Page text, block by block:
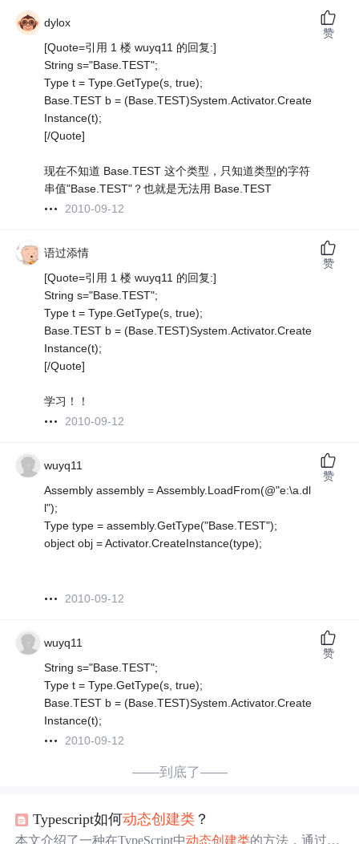
dylox
[Quote=引用 1 楼 wuyq11 的回复:]
String s="Base.TEST";
Type t = Type.GetType(s, true);
Base.TEST b = (Base.TEST)System.Activator.Create
Instance(t);
[/Quote]
现在不知道 Base.TEST 这个类型，只知道类型的字符
串值"Base.TEST"？也就是无法用 Base.TEST
2010-09-12
赞
语过添情
[Quote=引用 1 楼 wuyq11 的回复:]
String s="Base.TEST";
Type t = Type.GetType(s, true);
Base.TEST b = (Base.TEST)System.Activator.Create
Instance(t);
[/Quote]
学习！！
2010-09-12
赞
wuyq11
Assembly assembly = Assembly.LoadFrom(@"e:\a.dl
l");
Type type = assembly.GetType("Base.TEST");
object obj = Activator.CreateInstance(type);
2010-09-12
赞
wuyq11
String s="Base.TEST";
Type t = Type.GetType(s, true);
Base.TEST b = (Base.TEST)System.Activator.Create
Instance(t);
2010-09-12
赞
——到底了——
Typescript如何动态创建类 ？
本文介绍了一种在TypeScript中动态创建类的方法，通过代